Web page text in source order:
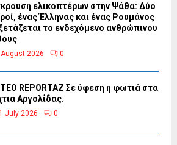
ελικοπτέρων στην Ψάθα: Δύο
ένας Έλληνας και ένας Ρουμάνος
το ενδεχόμενο ανθρώπινου
August 2026 0
REPORTAZ Σε ύφεση η φωτιά στα
Αργολίδας.
July 2026 0